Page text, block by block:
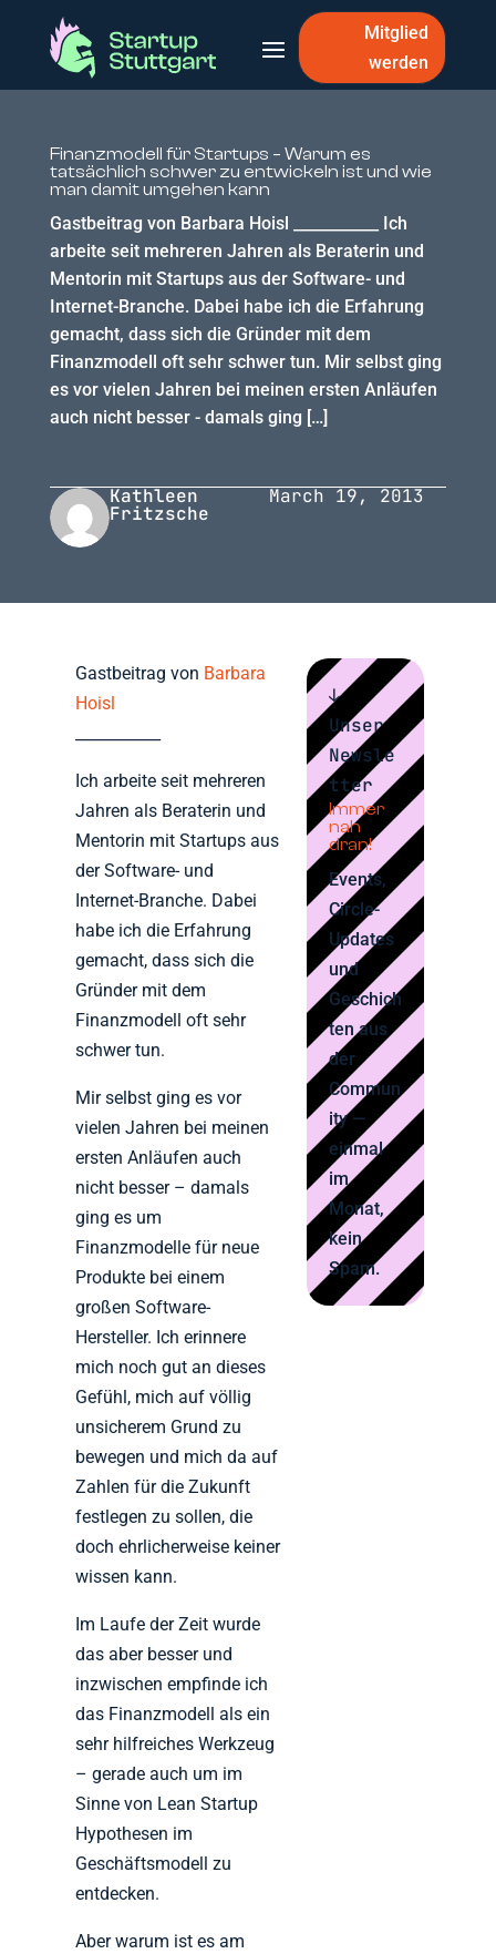
Mitglied
werden
Finanzmodell für Startups – Warum es
tatsächlich schwer zu entwickeln ist und wie
man damit umgehen kann
Gastbeitrag von Barbara Hoisl ___________ Ich
arbeite seit mehreren Jahren als Beraterin und
Mentorin mit Startups aus der Software- und
Internet-Branche. Dabei habe ich die Erfahrung
gemacht, dass sich die Gründer mit dem
Finanzmodell oft sehr schwer tun. Mir selbst ging
es vor vielen Jahren bei meinen ersten Anläufen
auch nicht besser - damals ging […]
Kathleen
Fritzsche
March 19, 2013
Gastbeitrag von Barbara
Hoisl
Ich arbeite seit mehreren
Jahren als Beraterin und
Mentorin mit Startups aus
der Software- und
Internet-Branche. Dabei
habe ich die Erfahrung
gemacht, dass sich die
Gründer mit dem
Finanzmodell oft sehr
schwer tun.
Mir selbst ging es vor
vielen Jahren bei meinen
ersten Anläufen auch
nicht besser – damals
ging es um
Finanzmodelle für neue
Produkte bei einem
großen Software-
Hersteller. Ich erinnere
mich noch gut an dieses
Gefühl, mich auf völlig
unsicherem Grund zu
bewegen und mich da auf
Zahlen für die Zukunft
festlegen zu sollen, die
doch ehrlicherweise keiner
wissen kann.
Im Laufe der Zeit wurde
das aber besser und
inzwischen empfinde ich
das Finanzmodell als ein
sehr hilfreiches Werkzeug
– gerade auch um im
Sinne von Lean Startup
Hypothesen im
Geschäftsmodell zu
entdecken.
Aber warum ist es am
↓
Unser
Newsle
tter
Immer
nah
dran!
Events,
Circle-
Updates
und
Geschich
ten aus
der
Commun
ity —
einmal
im
Monat,
kein
Spam.